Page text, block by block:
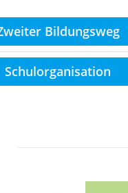
Bildungsweg
Schulorganisation